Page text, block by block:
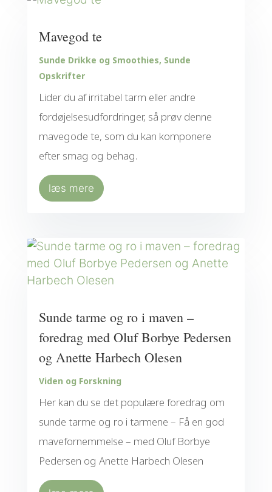
Mavegod te
Sunde Drikke og Smoothies, Sunde
Opskrifter
Lider du af irritabel tarm eller andre
fordøjelsesudfordringer, så prøv denne
mavegode te, som du kan komponere
efter smag og behag.
læs mere
Sunde tarme og ro i maven –
foredrag med Oluf Borbye Pedersen
og Anette Harbech Olesen
Viden og Forskning
Her kan du se det populære foredrag om
sunde tarme og ro i tarmene – Få en god
mavefornemmelse – med Oluf Borbye
Pedersen og Anette Harbech Olesen